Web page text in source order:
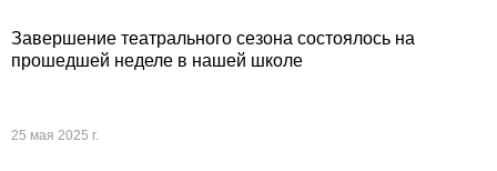
Завершение театрального сезона состоялось на
прошедшей неделе в нашей школе
25 мая 2025 г.